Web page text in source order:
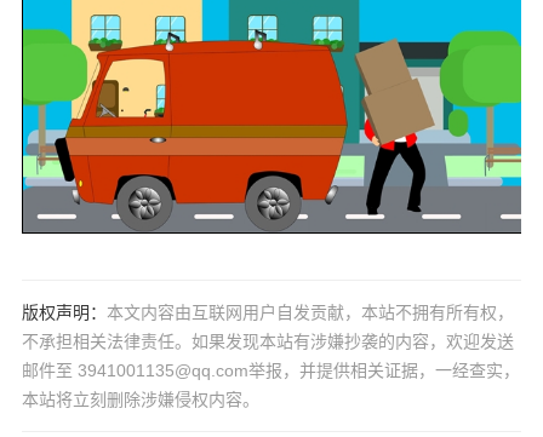
版权声明： 本文内容由互联网用户自发贡献，本站不拥有所有权，
不承担相关法律责任。如果发现本站有涉嫌抄袭的内容，欢迎发送
邮件至 3941001135@qq.com举报，并提供相关证据，一经查实，
本站将立刻删除涉嫌侵权内容。